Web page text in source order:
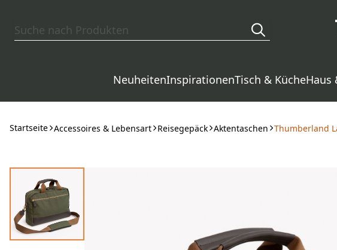
NeuheitenInspirationenTisch & KücheHaus
Startseite Accessoires & Lebensart Reisegepäck Aktentaschen Thumberland